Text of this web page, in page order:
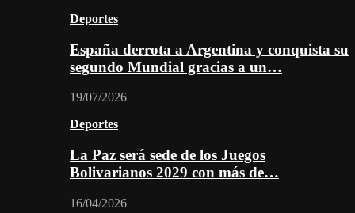
Deportes
España derrota a Argentina y conquista su
segundo Mundial gracias a un…
19/07/2026
Deportes
La Paz será sede de los Juegos
Bolivarianos 2029 con más de…
16/04/2026